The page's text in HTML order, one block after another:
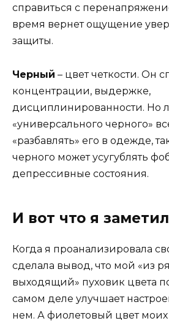
справиться с
время вернет ощущение
защиты.
Черный – цвет четкости. Он
концентрации, выдержке,
дисциплинированности. Но
«универсального черного»
«разбавлять» его в одежде,
черного может усугублять
депрессивные состояния.
И вот что я
Когда я проанализировала
сделала вывод, что мой «из
выходящий» пуховик цвета
самом деле улучшает
нем. А фиолетовый цвет